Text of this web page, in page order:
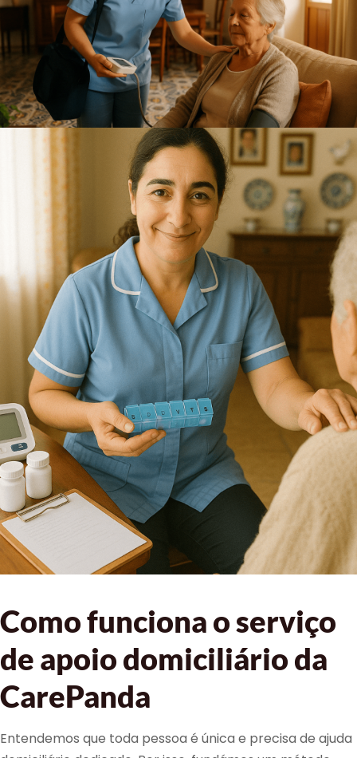
Como funciona o serviço
de apoio domiciliário da
CarePanda
Entendemos que toda pessoa é única e precisa de ajuda